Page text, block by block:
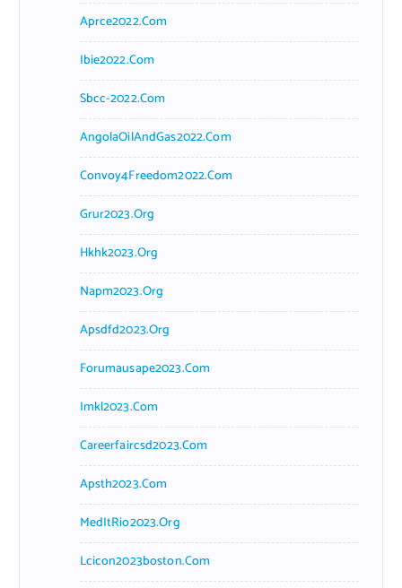
Aprce2022.com
Ibie2022.com
Sbcc-2022.com
AngolaOilAndGas2022.com
Convoy4Freedom2022.com
Grur2023.org
Hkhk2023.org
Napm2023.org
Apsdfd2023.org
Forumausape2023.com
Imkl2023.com
Careerfaircsd2023.com
Apsth2023.com
MedItRio2023.org
Lcicon2023boston.com